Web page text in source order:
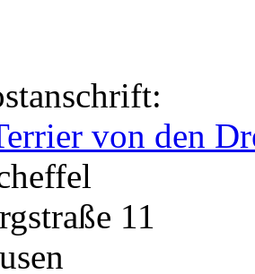
von den
11